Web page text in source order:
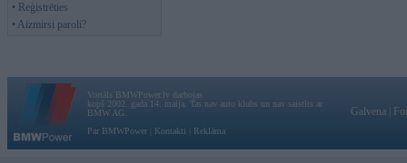
• Reģistrēties
• Aizmirsi paroli?
Vortāls BMWPower.lv darbojas
kopš 2002. gada 14. maija. Tas nav auto klubs un nav saistīts ar
BMW AG.
Par BMWPower
Kontakti Reklāma
Galvena